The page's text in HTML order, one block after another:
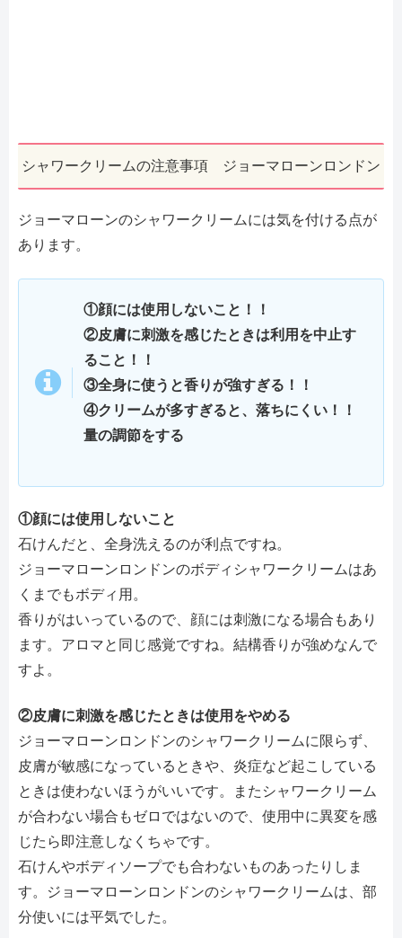
シャワークリームの注意事項 ジョーマローンロンドン
ジョーマローンのシャワークリームには気を付ける点が
あります。
①顔には使用しないこと！！
②皮膚に刺激を感じたときは利用を中止す
ること！！
③全身に使うと香りが強すぎる！！
④クリームが多すぎると、落ちにくい！！
量の調節をする
①顔には使用しないこと
石けんだと、全身洗えるのが利点ですね。
ジョーマローンロンドンのボディシャワークリームはあ
くまでもボディ用。
香りがはいっているので、顔には刺激になる場合もあり
ます。アロマと同じ感覚ですね。結構香りが強めなんで
すよ。
②皮膚に刺激を感じたときは使用をやめる
ジョーマローンロンドンのシャワークリームに限らず、
皮膚が敏感になっているときや、炎症など起こしている
ときは使わないほうがいいです。またシャワークリーム
が合わない場合もゼロではないので、使用中に異変を感
じたら即注意しなくちゃです。
石けんやボディソープでも合わないものあったりしま
す。ジョーマローンロンドンのシャワークリームは、部
分使いには平気でした。